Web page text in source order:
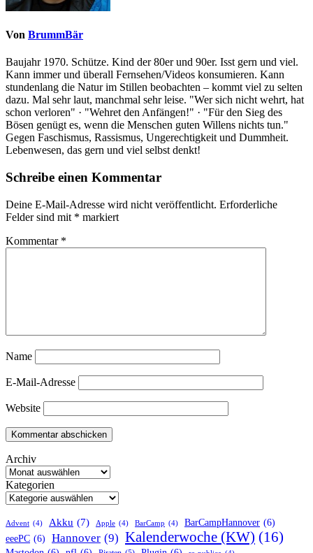
Von BrummBär
Baujahr 1970. Schütze. Kind der 80er und 90er. Isst gern und viel.
Kann immer und überall Fernsehen/Videos konsumieren. Kann
stundenlang die Natur im Stillen beobachten – kommt viel zu selten
dazu. Mal sehr laut, manchmal sehr leise. "Wer sich nicht wehrt, hat
schon verloren" · "Wehret den Anfängen!" · "Für den Sieg des
Bösen genügt es, wenn die Menschen guten Willens nichts tun."
Gegen Faschismus, Rassismus, Ungerechtigkeit und Dummheit.
Lebenwesen, das gern und viel selbst denkt!
Schreibe einen Kommentar
Deine E-Mail-Adresse wird nicht veröffentlicht. Erforderliche
Felder sind mit * markiert
Kommentar *
Name
E-Mail-Adresse
Website
Archiv
Kategorien
Advent (4) Akku (7) Apple (4) BarCamp (4) BarCampHannover (6)
eeePC (6) Hannover (9) Kalenderwoche (KW) (16)